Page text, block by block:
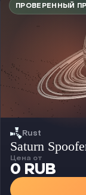
ПРОВЕРЕННЫЙ
Rust
Чит
Saturn
Цена от
0 RUB